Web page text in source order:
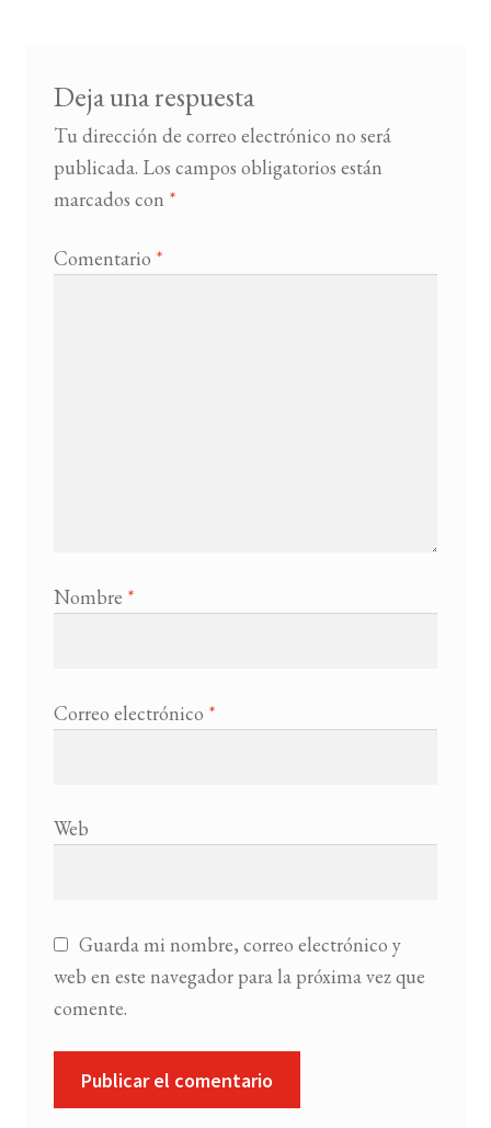
LISTA DE LIBROS
Deja una respuesta
Tu dirección de correo electrónico no será
publicada. Los campos obligatorios están
marcados con *
Comentario *
Nombre *
Correo electrónico *
Web
Guarda mi nombre, correo electrónico y
web en este navegador para la próxima vez que
comente.